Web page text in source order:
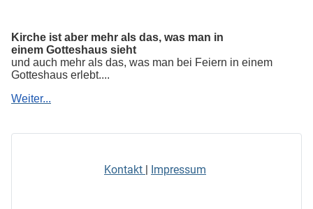
Kirche ist aber mehr als das, was man in
einem Gotteshaus sieht
und auch mehr als das, was man bei Feiern in einem
Gotteshaus erlebt....
Weiter...
Kontakt Impressum